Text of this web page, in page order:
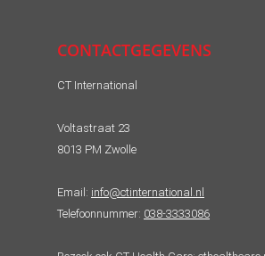
CONTACTGEGEVENS
CT International
Voltastraat 23
8013 PM Zwolle
Email: info@ctinternational.nl
Telefoonnummer: 038-3333086